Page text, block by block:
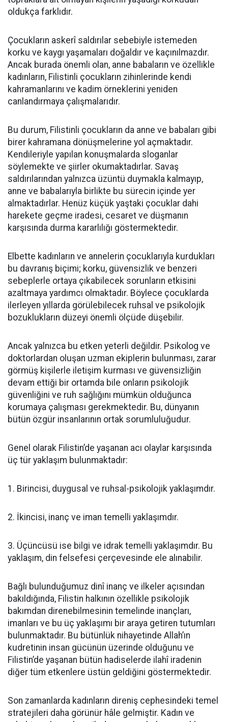
oldukça farklıdır.
Çocukların askerî saldırılar sebebiyle istemeden
korku ve kaygı yaşamaları doğaldır ve kaçınılmazdır.
Ancak burada önemli olan, anne babaların ve özellikle
kadınların, Filistinli çocukların zihinlerinde kendi
kahramanlarını ve kadim örneklerini yeniden
canlandırmaya çalışmalarıdır.
Bu durum, Filistinli çocukların da anne ve babaları gibi
birer kahramana dönüşmelerine yol açmaktadır.
Kendileriyle yapılan konuşmalarda sloganlar
söylemekte ve şiirler okumaktadırlar. Savaş
saldırılarından yalnızca üzüntü duymakla kalmayıp,
anne ve babalarıyla birlikte bu sürecin içinde yer
almaktadırlar. Henüz küçük yaştaki çocuklar dahi
harekete geçme iradesi, cesaret ve düşmanın
karşısında durma kararlılığı göstermektedir.
Elbette kadınların ve annelerin çocuklarıyla kurdukları
bu davranış biçimi; korku, güvensizlik ve benzeri
sebeplerle ortaya çıkabilecek sorunların etkisini
azaltmaya yardımcı olmaktadır. Böylece çocuklarda
ilerleyen yıllarda görülebilecek ruhsal ve psikolojik
bozuklukların düzeyi önemli ölçüde düşebilir.
Ancak yalnızca bu etken yeterli değildir. Psikolog ve
doktorlardan oluşan uzman ekiplerin bulunması, zarar
görmüş kişilerle iletişim kurması ve güvensizliğin
devam ettiği bir ortamda bile onların psikolojik
güvenliğini ve ruh sağlığını mümkün olduğunca
korumaya çalışması gerekmektedir. Bu, dünyanın
bütün özgür insanlarının ortak sorumluluğudur.
Genel olarak Filistin’de yaşanan acı olaylar karşısında
üç tür yaklaşım bulunmaktadır:
1. Birincisi, duygusal ve ruhsal-psikolojik yaklaşımdır.
2. İkincisi, inanç ve iman temelli yaklaşımdır.
3. Üçüncüsü ise bilgi ve idrak temelli yaklaşımdır. Bu
yaklaşım, din felsefesi çerçevesinde ele alınabilir.
Bağlı bulunduğumuz dinî inanç ve ilkeler açısından
bakıldığında, Filistin halkının özellikle psikolojik
bakımdan direnebilmesinin temelinde inançları,
imanları ve bu üç yaklaşımı bir araya getiren tutumları
bulunmaktadır. Bu bütünlük nihayetinde Allah’ın
kudretinin insan gücünün üzerinde olduğunu ve
Filistin’de yaşanan bütün hadiselerde ilahî iradenin
diğer tüm etkenlere üstün geldiğini göstermektedir.
Son zamanlarda kadınların direniş cephesindeki temel
stratejileri daha görünür hâle gelmiştir. Kadın ve